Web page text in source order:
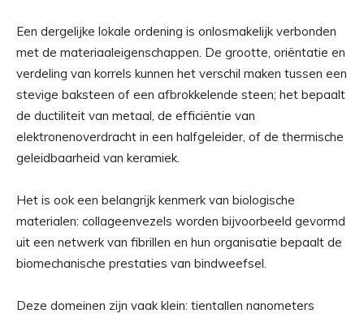
Een dergelijke lokale ordening is onlosmakelijk verbonden
met de materiaaleigenschappen. De grootte, oriëntatie en
verdeling van korrels kunnen het verschil maken tussen een
stevige baksteen of een afbrokkelende steen; het bepaalt
de ductiliteit van metaal, de efficiëntie van
elektronenoverdracht in een halfgeleider, of de thermische
geleidbaarheid van keramiek.
Het is ook een belangrijk kenmerk van biologische
materialen: collageenvezels worden bijvoorbeeld gevormd
uit een netwerk van fibrillen en hun organisatie bepaalt de
biomechanische prestaties van bindweefsel.
Deze domeinen zijn vaak klein: tientallen nanometers